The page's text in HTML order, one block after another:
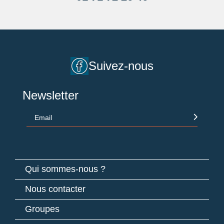
Suivez-nous
Newsletter
Email
Qui sommes-nous ?
Nous contacter
Groupes